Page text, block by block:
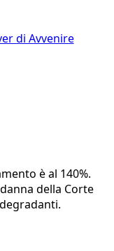
di Avvenire
è al 140%.
della Corte